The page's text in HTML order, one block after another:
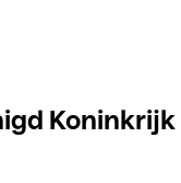
Koninkrijk